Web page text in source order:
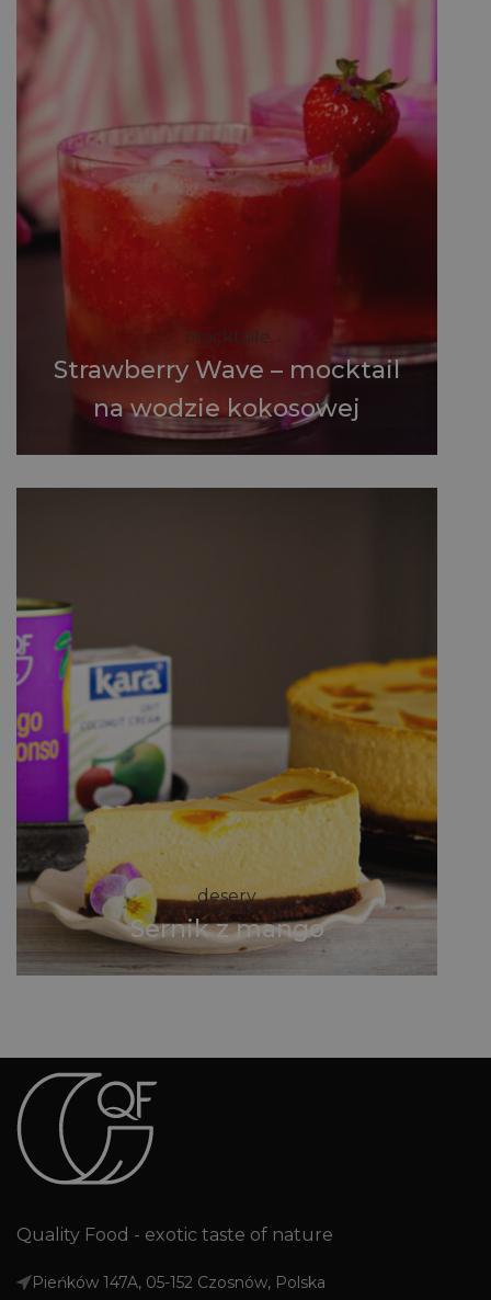
mocktaile
Strawberry Wave – mocktail
na wodzie kokosowej
desery
Sernik z mango
Quality Food - exotic taste of nature
Pieńków 147A, 05-152 Czosnów, Polska